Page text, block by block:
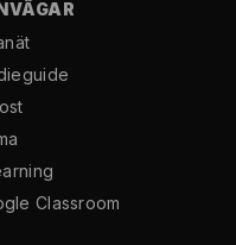
Classroom